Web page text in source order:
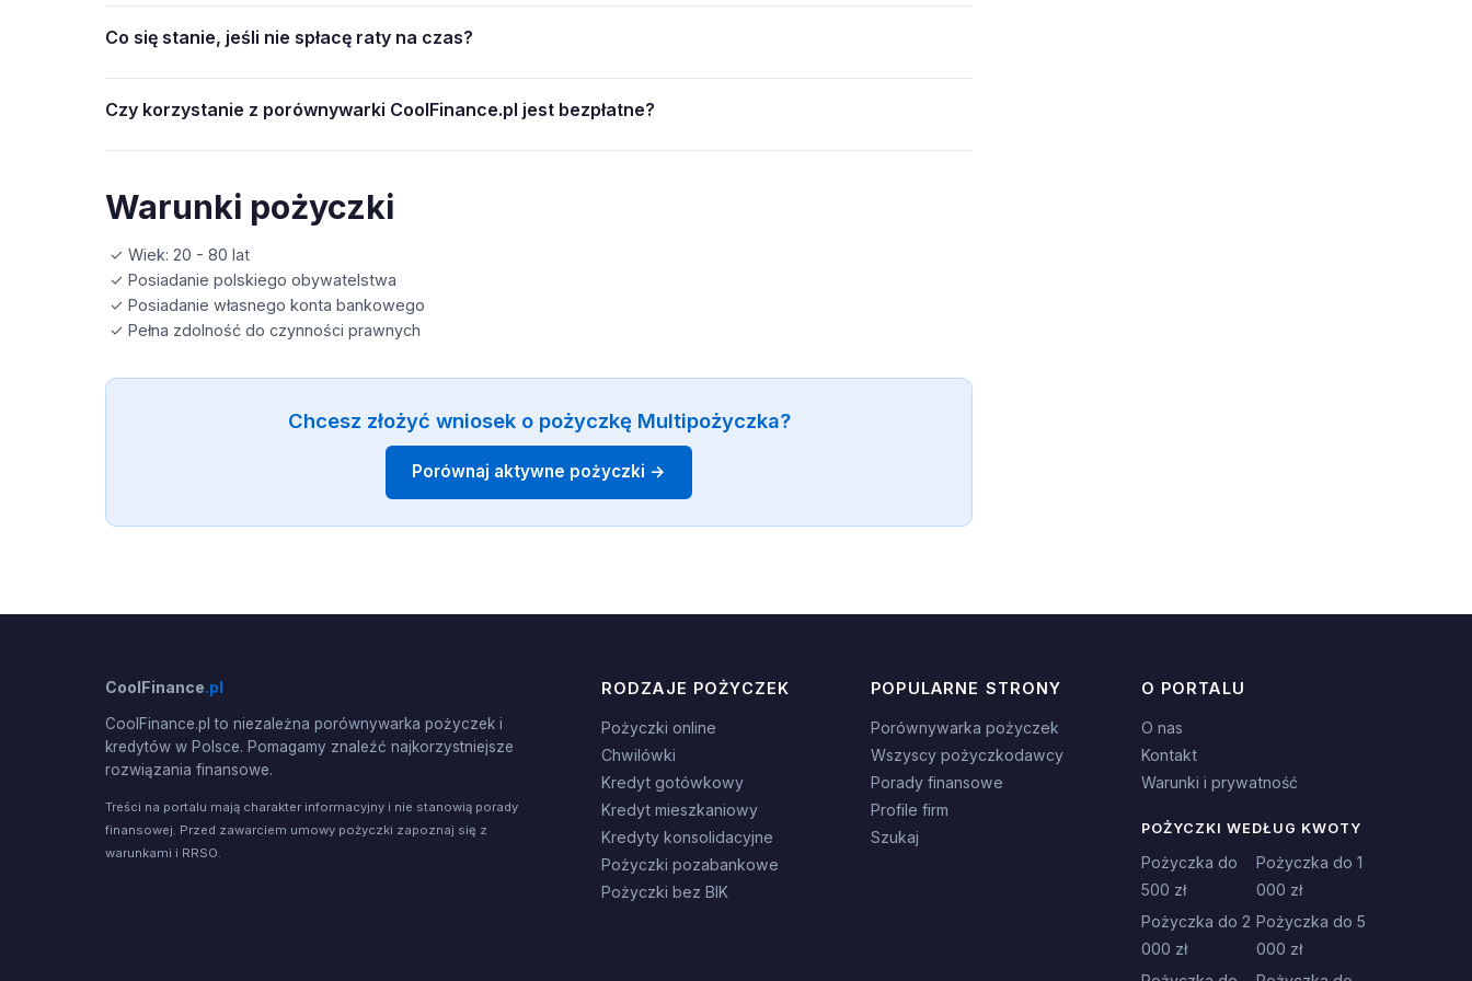
Co się stanie, jeśli nie spłacę raty na czas?
Czy korzystanie z porównywarki CoolFinance.pl jest bezpłatne?
Warunki pożyczki
✓ Wiek: 20 - 80 lat
✓ Posiadanie polskiego obywatelstwa
✓ Posiadanie własnego konta bankowego
✓ Pełna zdolność do czynności prawnych
Chcesz złożyć wniosek o pożyczkę Multipożyczka?
Porównaj aktywne pożyczki →
CoolFinance.pl
CoolFinance.pl to niezależna porównywarka pożyczek i
kredytów w Polsce. Pomagamy znaleźć najkorzystniejsze
rozwiązania finansowe.
Treści na portalu mają charakter informacyjny i nie stanowią porady
finansowej. Przed zawarciem umowy pożyczki zapoznaj się z
warunkami i RRSO.
RODZAJE POŻYCZEK
Pożyczki online
Chwilówki
Kredyt gotówkowy
Kredyt mieszkaniowy
Kredyty konsolidacyjne
Pożyczki pozabankowe
Pożyczki bez BIK
POPULARNE STRONY
Porównywarka pożyczek
Wszyscy pożyczkodawcy
Porady finansowe
Profile firm
Szukaj
O PORTALU
O nas
Kontakt
Warunki i prywatność
POŻYCZKI WEDŁUG KWOTY
Pożyczka do
500 zł
Pożyczka do 1
000 zł
Pożyczka do 2
000 zł
Pożyczka do 5
000 zł